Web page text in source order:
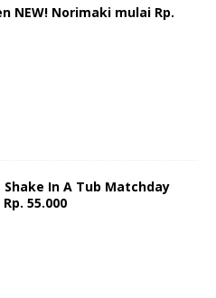
NEW! Norimaki mulai Rp.
Shake In A Tub Matchday
55.000